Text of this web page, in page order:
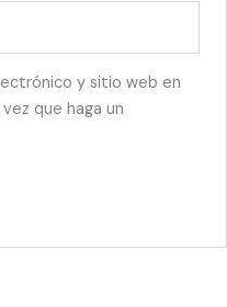
y sitio web en
que haga un